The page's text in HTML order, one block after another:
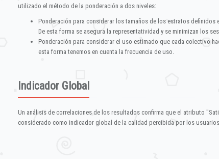
utilizado el método de la ponderación a dos niveles:
Ponderación para considerar los tamaños de los estratos definidos
De esta forma se asegura la representatividad y se minimizan los
Ponderación para considerar el uso estimado que cada colectivo
esta forma tenemos en cuenta la frecuencia de uso.
Indicador Global
Un análisis de correlaciones de los resultados confirma que el atributo
considerado como indicador global de la calidad percibida por los